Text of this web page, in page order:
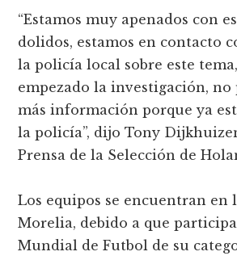
“Estamos muy apenados con
dolidos, estamos en contacto
la policía local sobre este
empezado la investigación, no
más información porque ya
la policía”, dijo Tony
Prensa de la Selección de
Los equipos se encuentran en
Morelia, debido a que
Mundial de Futbol de su